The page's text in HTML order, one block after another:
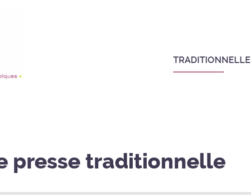
TRADITIONNELLE
presse traditionnelle